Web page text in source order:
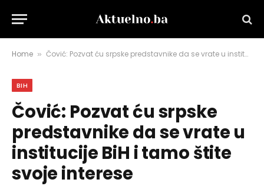
Home » Čović: Pozvat ću srpske predstavnike da se vrate u institucije BiH i tamo štite svoje interese
BIH
Čović: Pozvat ću srpske
predstavnike da se vrate u
institucije BiH i tamo štite
svoje interese